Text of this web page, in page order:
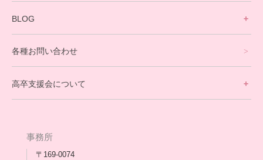
寮生活サポート
卒業生の今
アウトリーチ支援
[家庭訪問カウンセリング]
BLOG
保護者交流だより一覧
会長コラム一覧
各種お問い合わせ
高卒支援会について
メディア出演
事務所
〒169-0074